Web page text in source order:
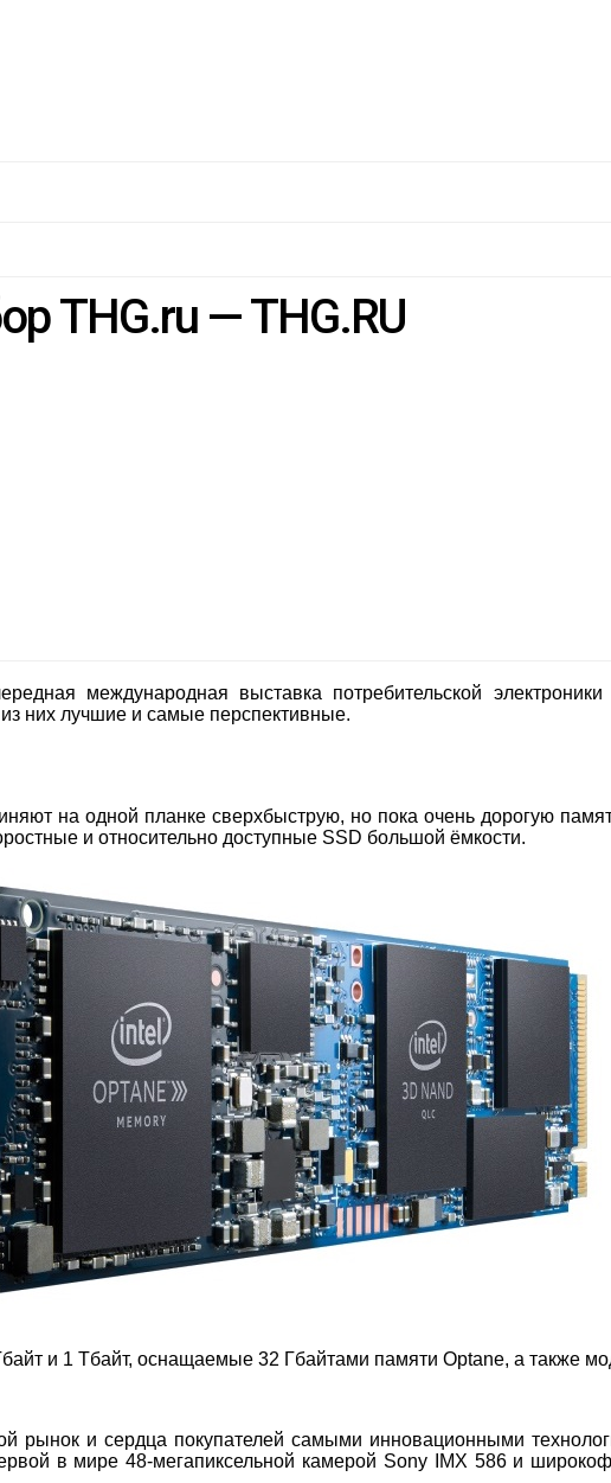
THG.ru — THG.RU
международная выставка потребительской электроники
них лучшие и самые перспективные.
на одной планке сверхбыструю, но пока очень дорогую
и относительно доступные SSD большой ёмкости.
и 1 Тбайт, оснащаемые 32 Гбайтами памяти Optane, а также
рынок и сердца покупателей самыми инновационными
в мире 48-мегапиксельной камерой Sony IMX 586 и